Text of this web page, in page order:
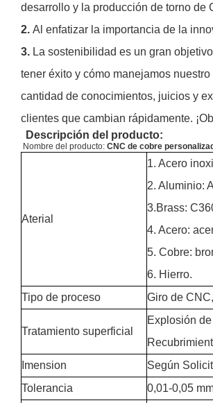
desarrollo y la producción de torno de
2. Al enfatizar la importancia de la
3. La sostenibilidad es un gran
tener éxito y cómo manejamos
cantidad de conocimientos, juicios y
clientes que cambian rápidamente.
Descripción del producto:
Nombre del producto: CNC de cobre
Aterial
1. Acero
2. Aluminio:
3.Brass:
4. Acero:
5. Cobre:
6. Hierro.
Tipo de proceso
Giro de
Tratamiento superficial
Explosión
Imension
Según
Tolerancia
0,01-0,05